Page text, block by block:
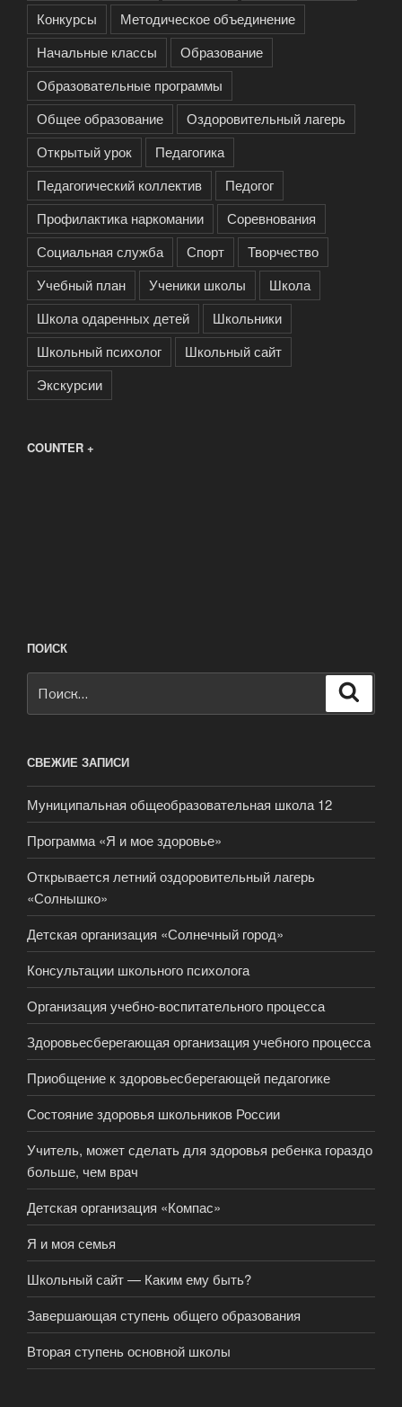
Конкурсы
Методическое объединение
Начальные классы
Образование
Образовательные программы
Общее образование
Оздоровительный лагерь
Открытый урок
Педагогика
Педагогический коллектив
Педогог
Профилактика наркомании
Соревнования
Социальная служба
Спорт
Творчество
Учебный план
Ученики школы
Школа
Школа одаренных детей
Школьники
Школьный психолог
Школьный сайт
Экскурсии
COUNTER +
ПОИСК
СВЕЖИЕ ЗАПИСИ
Муниципальная общеобразовательная школа 12
Программа «Я и мое здоровье»
Открывается летний оздоровительный лагерь
«Солнышко»
Детская организация «Солнечный город»
Консультации школьного психолога
Организация учебно-воспитательного процесса
Здоровьесберегающая организация учебного процесса
Приобщение к здоровьесберегающей педагогике
Состояние здоровья школьников России
Учитель, может сделать для здоровья ребенка гораздо
больше, чем врач
Детская организация «Компас»
Я и моя семья
Школьный сайт — Каким ему быть?
Завершающая ступень общего образования
Вторая ступень основной школы